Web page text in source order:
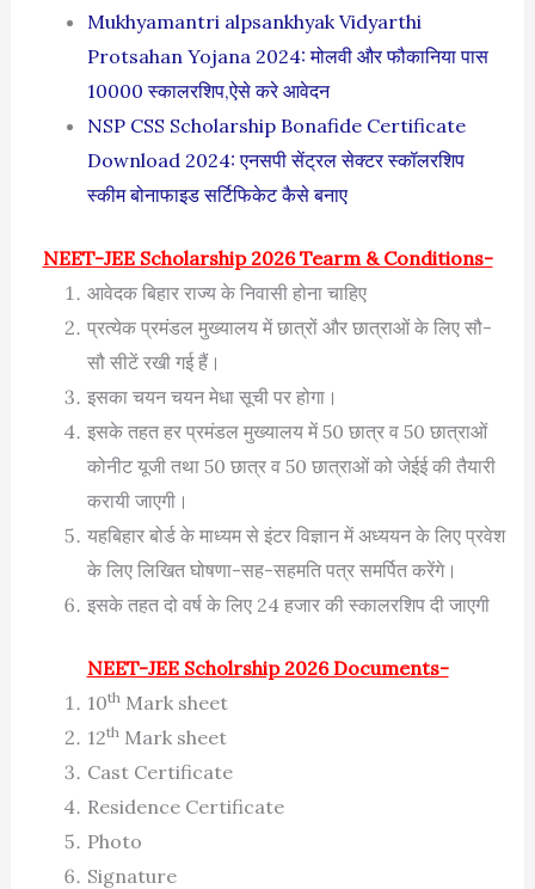
Mukhyamantri alpsankhyak Vidyarthi
Protsahan Yojana 2024: मोलवी और फौकानिया पास
10000 स्कालरशिप,ऐसे करे आवेदन
NSP CSS Scholarship Bonafide Certificate
Download 2024: एनसपी सेंट्रल सेक्टर स्कॉलरशिप
स्कीम बोनाफाइड सर्टिफिकेट कैसे बनाए
NEET-JEE Scholarship 2026 Tearm & Conditions-
आवेदक बिहार राज्य के निवासी होना चाहिए
प्रत्येक प्रमंडल मुख्यालय में छात्रों और छात्राओं के लिए सौ-
सौ सीटें रखी गई हैं।
इसका चयन चयन मेधा सूची पर होगा।
इसके तहत हर प्रमंडल मुख्यालय में 50 छात्र व 50 छात्राओं
कोनीट यूजी तथा 50 छात्र व 50 छात्राओं को जेईई की तैयारी
करायी जाएगी।
यहबिहार बोर्ड के माध्यम से इंटर विज्ञान में अध्ययन के लिए प्रवेश
के लिए लिखित घोषणा-सह-सहमति पत्र समर्पित करेंगे।
इसके तहत दो वर्ष के लिए 24 हजार की स्कालरशिप दी जाएगी
NEET-JEE Scholrship 2026 Documents-
10thMark sheet
12thMark sheet
Cast Certificate
Residence Certificate
Photo
Signature